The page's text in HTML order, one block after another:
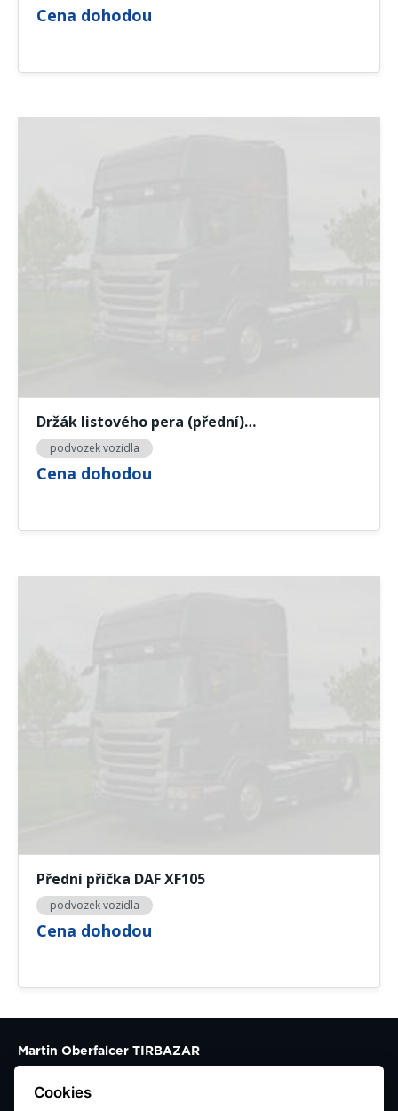
Cena dohodou
Držák listového pera (přední)…
podvozek vozidla
Cena dohodou
Přední příčka DAF XF105
podvozek vozidla
Cena dohodou
Martin Oberfalcer TIRBAZAR
Všechromy 46
25163 Strančice
Cookies